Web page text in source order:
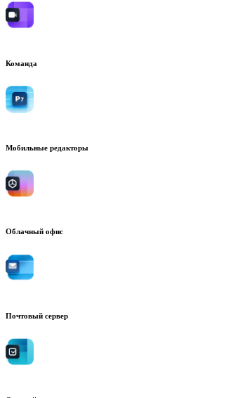
Команда
Мобильные редакторы
Облачный офис
Почтовый сервер